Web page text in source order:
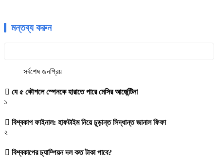
মন্তব্য করুন
সর্বশেষ জনপ্রিয়
যে ৫ কৌশলে স্পেনকে হারাতে পারে মেসির আর্জেন্টিনা
১
বিশ্বকাপ ফাইনাল: হাফটাইম নিয়ে চূড়ান্ত সিদ্ধান্ত জানাল ফিফা
২
বিশ্বকাপের চ্যাম্পিয়ন দল কত টাকা পাবে?